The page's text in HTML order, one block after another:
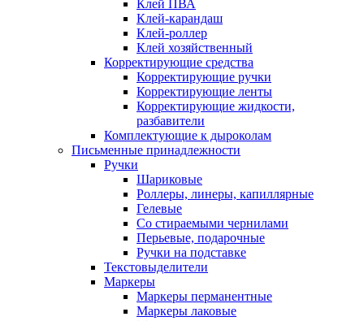
Клей ПВА
Клей-карандаш
Клей-роллер
Клей хозяйственный
Корректирующие средства
Корректирующие ручки
Корректирующие ленты
Корректирующие жидкости,
разбавители
Комплектующие к дыроколам
Письменные принадлежности
Ручки
Шариковые
Роллеры, линеры, капиллярные
Гелевые
Со стираемыми чернилами
Перьевые, подарочные
Ручки на подставке
Текстовыделители
Маркеры
Маркеры перманентные
Маркеры лаковые